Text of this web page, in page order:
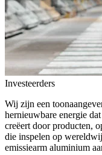
Investeerders
Wij zijn een
hernieuwbare energie
creëert door producten,
die inspelen op
emissiearm aluminium